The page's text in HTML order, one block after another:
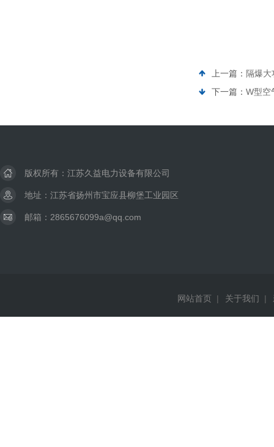
上一篇： 隔爆
下一篇： W型空
版权所有：江苏久益电力设备有限公司
地址：江苏省扬州市宝应县柳堡工业园区
邮箱：2865676099a@qq.com
网站首页 | 关于我们 |